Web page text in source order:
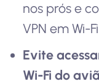
nos prós e
VPN em Wi-
Evite
Wi-Fi do